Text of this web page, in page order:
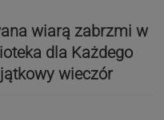
wiarą zabrzmi w
dla Każdego
wieczór